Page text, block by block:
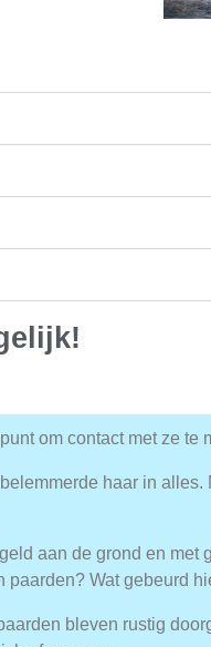
om contact met ze te
haar in
aan de grond en met
paarden? Wat gebeurd
bleven rustig